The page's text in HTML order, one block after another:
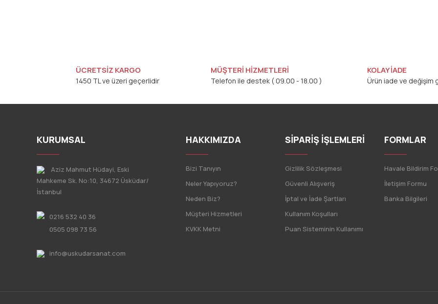
ÜCRETSİZ KARGO
1450 TL ve üzeri geçerlidir
MÜŞTERİ HİZMETLERİ
Telefon ile destek ( 09.00 - 18.00 )
KOLAY İADE
Ürün iade ve değişim
KURUMSAL
Aziz Mahmut Hüdayi, Eski
Mahkeme Sk. No:10, 34672 Üsküdar/
İstanbul
0216 532 40 36
0505 098 73 56
info@uskudarsanat.com
HAKKIMIZDA
Bizi Tanıyın
Neler Yapıyoruz?
Neden Biz?
Müşteri Hizmetleri
KVKK Metni
SİPARİŞ İŞLEMLERİ
Gizlilik Sözleşmesi
Güvenli Alışveriş
İptal ve İade Şartları
Kullanım Koşulları
Puan Sisteminin Kullanımı
FORMLAR
Havale Bildirim
İletişim Formu
Banka Bilgileri